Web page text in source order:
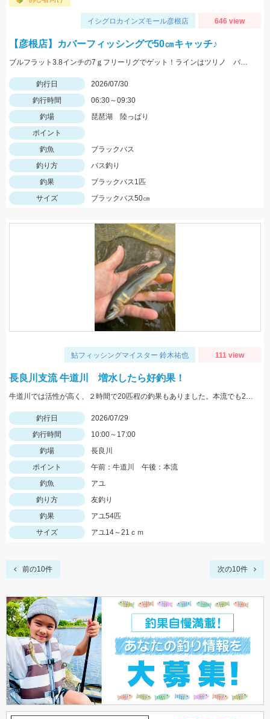
イシグロカインズモール彦根店 646 view
【彦根店】カバーフィッシングで50㎝キャッチ♪
ブルフラット3.8インチの7ｇフリーリグでゲット！ラインはツリノ バス用フロロカーボンライン20LB、フックはオーナー直リグフック3/0を使いました♪
釣行日
2026/07/30
釣行時間
06:30～09:30
釣場
琵琶湖 陸っぱり
ポイント
釣魚
ブラックバス
釣り方
バス釣り
釣果
ブラックバス1匹
サイズ
ブラックバス50㎝
鮎フィッシングマイスター 鈴木祐也 111 view
長良川支流 牛道川 増水したら好釣果！
牛道川では活性が高く、２時間で20匹程の釣果もありました。本流でも20ｃｍクラスの鮎が掛かるようになってきており楽しむことができています。
釣行日
2026/07/29
釣行時間
10:00～17:00
釣場
長良川
ポイント
午前：牛道川 午後：本流
釣魚
アユ
釣り方
友釣り
釣果
アユ54匹
サイズ
アユ14～21ｃｍ
前の10件 次の10件